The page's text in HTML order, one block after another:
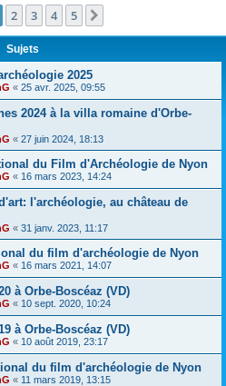
c
r
2 3 4 5
Sujets
2025
« 25 avr. 2025, 09:55
2024 à la villa romaine d'Orbe-
« 27 juin 2024, 18:13
du Film d'Archéologie de Nyon
« 16 mars 2023, 14:24
l'archéologie, au château de
« 31 janv. 2023, 11:17
du film d'archéologie de Nyon
« 16 mars 2021, 14:07
à Orbe-Boscéaz (VD)
« 10 sept. 2020, 10:24
à Orbe-Boscéaz (VD)
« 10 août 2019, 23:17
du film d'archéologie de Nyon
« 11 mars 2019, 13:15